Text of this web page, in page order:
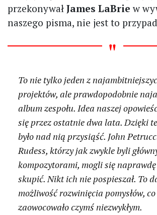
przekonywał James LaBriew
naszego pisma, nie jest to
To nie tylko jeden z
projektów, ale prawdopodobnie
album zespołu. Idea naszej
się przez ostatnie dwa lata. Dzięki
było nad nią przysiąść. John
Rudess, którzy jak zwykle byli
kompozytorami, mogli się
skupić. Nikt ich nie pospieszał. To
możliwość rozwinięcia pomysłów,
zaowocowało czymś niezwykłym.